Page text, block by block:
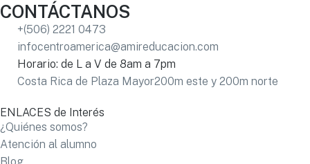
CONTÁCTANOS
+(506) 2221 0473
infocentroamerica@amireducacion.com
Horario: de L a V de 8am a 7pm
Costa Rica de Plaza Mayor200m este y 200m norte
ENLACES de Interés
¿Quiénes somos?
Atención al alumno
Blog